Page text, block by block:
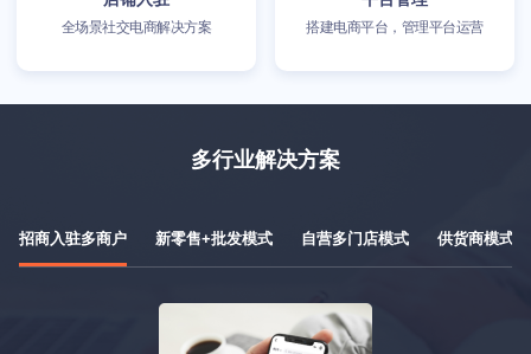
全场景社交电商解决方案 搭建电商平台，管理平台运营
多行业解决方案
招商入驻多商户 新零售+批发模式 自营多门店模式 供货商模式